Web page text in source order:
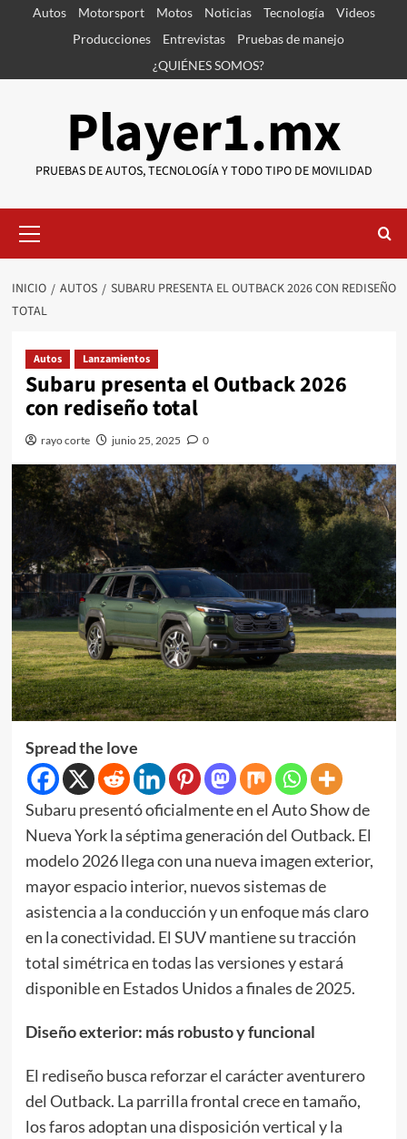
SaltarAutos Motorsport Motos Noticias Tecnología
Videos
Producciones
Entrevistas
Pruebas de manejo
¿QUIÉNES SOMOS?
Player1.mx
PRUEBAS DE AUTOS, TECNOLOGÍA Y TODO TIPO DE MOVILIDAD
primario
INICIO AUTOS
SUBARU PRESENTA EL OUTBACK 2026 CON REDISEÑO
TOTAL
Autos Lanzamientos
Subaru presenta el Outback 2026
con rediseño total
rayo corte junio 25, 2025 0
Spread the love
Subaru presentó oficialmente en el Auto Show de
Nueva York la séptima generación del Outback. El
modelo 2026 llega con una nueva imagen exterior,
mayor espacio interior, nuevos sistemas de
asistencia a la conducción y un enfoque más claro
en la conectividad. El SUV mantiene su tracción
total simétrica en todas las versiones y estará
disponible en Estados Unidos a finales de 2025.
Diseño exterior: más robusto y funcional
El rediseño busca reforzar el carácter aventurero
del Outback. La parrilla frontal crece en tamaño,
los faros adoptan una disposición vertical y la